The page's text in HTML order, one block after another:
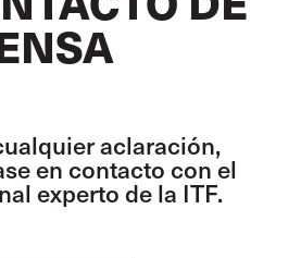
aclaración,
en contacto con el
experto de la ITF.